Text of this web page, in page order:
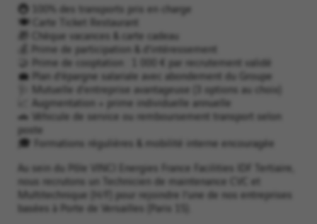
🚇 100% des transports pris en charge
🍽️ Carte Ticket Restaurant
🎁 Chèque vacances & carte cadeau
💰 Prime de participation & d’intéressement
🤝 Prime de cooptation : 1 000 € par recrutement validé
💼 Plan d’épargne salariale avec abondement du Groupe
🩺 Mutuelle d’entreprise avantageuse (3 options au choix)
📈 Augmentation + prime individuelle annuelle
🚗 Véhicule de service ou remboursement transport selon
poste
🎓 Formations régulières & mobilité interne encouragée
Au sein du Pôle VINCI Energies France Facilities IDF Tertiaire,
nous recrutons un Technicien de maintenance CVC et
Multitechnique (H/F) pour rejoindre l’une de nos entreprises
basées à Porte de Versailles (Paris 15).